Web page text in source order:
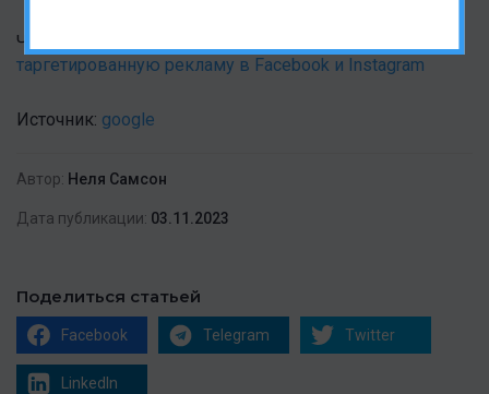
Читайте также:
таргетированную рекламу в Facebook и Instagram
Источник: google
Автор: Неля Самсон
Дата публикации: 03.11.2023
Поделиться статьей
Facebook Telegram Twitter
LinkedIn